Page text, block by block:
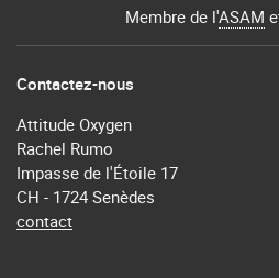
Membre de l'ASAM
Contactez-nous
Attitude Oxygen
Rachel Rumo
Impasse de l'Étoile 17
CH - 1724 Senèdes
contact